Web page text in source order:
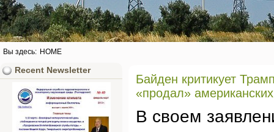
Вы здесь: HOME
Байден критикует
«продал»
В своем
Recent Newsletter